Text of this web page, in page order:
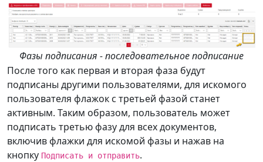
Фазы подписания - последовательное подписание
После того как первая и вторая фаза будут
подписаны другими пользователями, для искомого
пользователя флажок с третьей фазой станет
активным. Таким образом, пользователь может
подписать третью фазу для всех документов,
включив флажки для искомой фазы и нажав на
кнопку Подписать и отправить.